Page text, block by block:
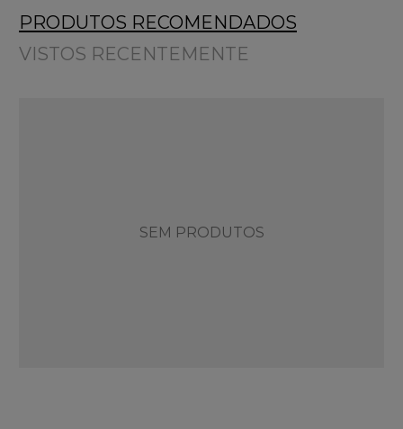
PRODUTOS RECOMENDADOS
VISTOS RECENTEMENTE
SEM PRODUTOS